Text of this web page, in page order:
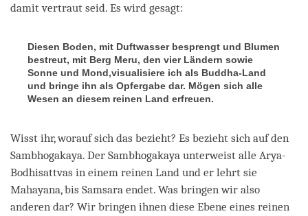
damit vertraut seid. Es wird gesagt:
Diesen Boden, mit Duftwasser besprengt und Blumen
bestreut, mit Berg Meru, den vier Ländern sowie
Sonne und Mond,visualisiere ich als Buddha-Land
und bringe ihn als Opfergabe dar. Mögen sich alle
Wesen an diesem reinen Land erfreuen.
Wisst ihr, worauf sich das bezieht? Es bezieht sich auf den
Sambhogakaya. Der Sambhogakaya unterweist alle Arya-
Bodhisattvas in einem reinen Land und er lehrt sie
Mahayana, bis Samsara endet. Was bringen wir also
anderen dar? Wir bringen ihnen diese Ebene eines reinen